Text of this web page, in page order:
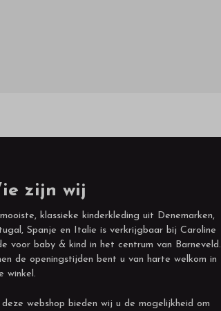
zijn wij
klassieke kinderkleding uit Denemarken,
Spanje en Italie is verkrijgbaar bij Caroline
voor baby & kind in het centrum van Barneveld.
de openingstijden bent u van harte welkom in
winkel.
webshop bieden wij u de mogelijkheid om